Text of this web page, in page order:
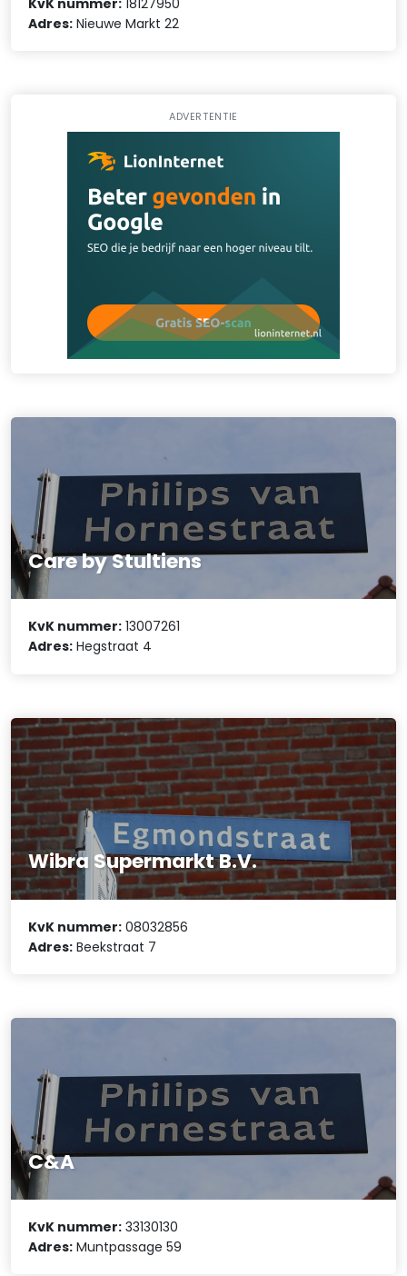
Adres: Nieuwe Markt 22
ADVERTENTIE
Care by Stultiens
KvK nummer: 13007261
Adres: Hegstraat 4
Wibra Supermarkt B.V.
KvK nummer: 08032856
Adres: Beekstraat 7
C&A
KvK nummer: 33130130
Adres: Muntpassage 59